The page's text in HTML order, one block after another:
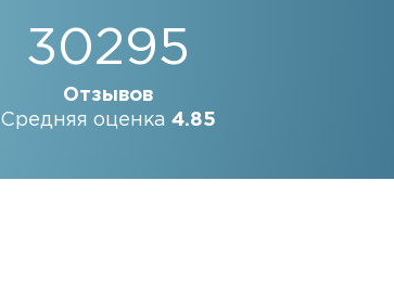
30295
Отзывов
Средняя оценка 4.85